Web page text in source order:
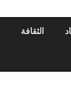
الثقافة